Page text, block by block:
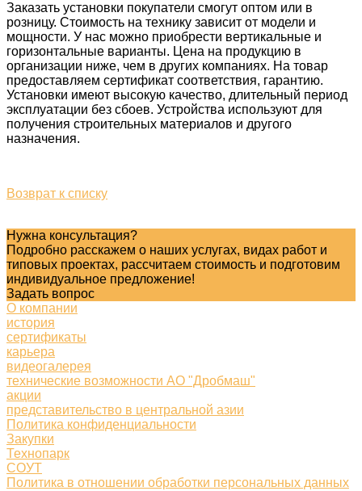
Заказать установки покупатели смогут оптом или в
розницу. Стоимость на технику зависит от модели и
мощности. У нас можно приобрести вертикальные и
горизонтальные варианты. Цена на продукцию в
организации ниже, чем в других компаниях. На товар
предоставляем сертификат соответствия, гарантию.
Установки имеют высокую качество, длительный период
эксплуатации без сбоев. Устройства используют для
получения строительных материалов и другого
назначения.
Возврат к списку
Нужна консультация?
Подробно расскажем о наших услугах, видах работ и
типовых проектах, рассчитаем стоимость и подготовим
индивидуальное предложение!
Задать вопрос
О компании
история
сертификаты
карьера
видеогалерея
технические возможности АО "Дробмаш"
акции
представительство в центральной азии
Политика конфиденциальности
Закупки
Технопарк
СОУТ
Политика в отношении обработки персональных данных